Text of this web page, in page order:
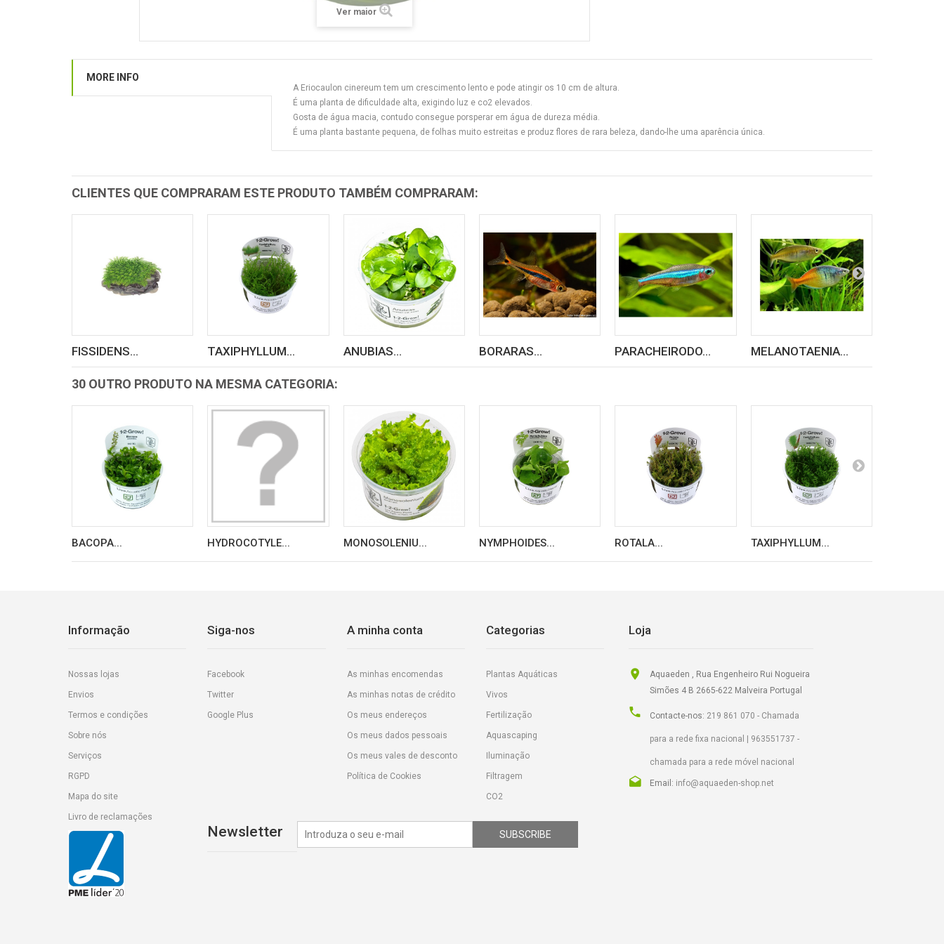
Ver maior
MORE INFO
A Eriocaulon cinereum tem um crescimento lento e pode atingir os 10 cm de altura.
É uma planta de dificuldade alta, exigindo luz e co2 elevados.
Gosta de água macia, contudo consegue porsperar em água de dureza média.
É uma planta bastante pequena, de folhas muito estreitas e produz flores de rara beleza, dando-lhe uma aparência única.
CLIENTES QUE COMPRARAM ESTE PRODUTO TAMBÉM COMPRARAM:
FISSIDENS... TAXIPHYLLUM... ANUBIAS... BORARAS... PARACHEIRODO... MELANOTAENIA...
30 OUTRO PRODUTO NA MESMA CATEGORIA:
BACOPA... HYDROCOTYLE... MONOSOLENIU... NYMPHOIDES... ROTALA... TAXIPHYLLUM...
Informação
Nossas lojas
Envios
Termos e condições
Sobre nós
Serviços
RGPD
Mapa do site
Livro de reclamações
Siga-nos
Facebook
Twitter
Google Plus
A minha conta
As minhas encomendas
As minhas notas de crédito
Os meus endereços
Os meus dados pessoais
Os meus vales de desconto
Política de Cookies
Categorias
Plantas Aquáticas
Vivos
Fertilização
Aquascaping
Iluminação
Filtragem
CO2
Loja
Aquaeden , Rua Engenheiro Rui Nogueira
Simões 4 B 2665-622 Malveira Portugal
Contacte-nos: 219 861 070 - Chamada
para a rede fixa nacional | 963551737 -
chamada para a rede móvel nacional
Email: info@aquaeden-shop.net
Newsletter SUBSCRIBE